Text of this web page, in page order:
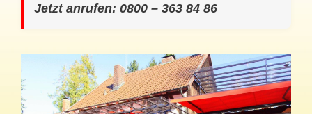
Jetzt anrufen: 0800 – 363 84 86